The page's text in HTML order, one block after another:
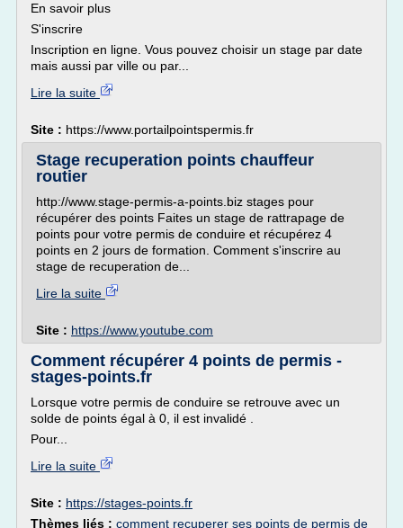
En savoir plus
S'inscrire
Inscription en ligne. Vous pouvez choisir un stage par date
mais aussi par ville ou par...
Lire la suite
Site : https://www.portailpointspermis.fr
Stage recuperation points chauffeur
routier
http://www.stage-permis-a-points.biz stages pour
récupérer des points Faites un stage de rattrapage de
points pour votre permis de conduire et récupérez 4
points en 2 jours de formation. Comment s'inscrire au
stage de recuperation de...
Lire la suite
Site : https://www.youtube.com
Comment récupérer 4 points de permis -
stages-points.fr
Lorsque votre permis de conduire se retrouve avec un
solde de points égal à 0, il est invalidé .
Pour...
Lire la suite
Site : https://stages-points.fr
Thèmes liés : comment recuperer ses points de permis de